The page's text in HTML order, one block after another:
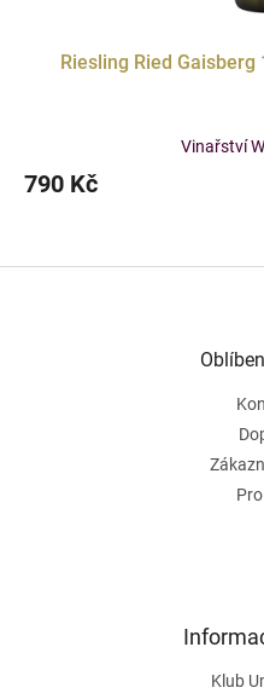
Riesling Ried Gaisberg
Vinařství
790 Kč
Klub